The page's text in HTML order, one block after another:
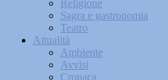
Religione
Sagra e gastronomia
Teatro
Attualità
Ambiente
Avvisi
Cronaca